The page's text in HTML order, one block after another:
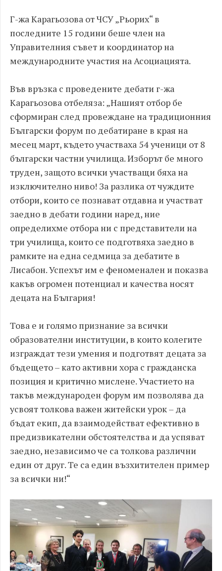
Г-жа Карагьозова от ЧСУ „Рьорих“ в
последните 15 години беше член на
Управителния съвет и координатор на
международните участия на Асоциацията.
Във връзка с проведените дебати г-жа
Карагьозова отбеляза: „Нашият отбор бе
сформиран след провеждане на традиционния
Български форум по дебатиране в края на
месец март, където участваха 54 ученици от 8
български частни училища. Изборът бе много
труден, защото всички участващи бяха на
изключително ниво! За разлика от чуждите
отбори, които се познават отдавна и участват
заедно в дебати години наред, ние
определихме отбора ни с представители на
три училища, които се подготвяха заедно в
рамките на една седмица за дебатите в
Лисабон. Успехът им е феноменален и показва
какъв огромен потенциал и качества носят
децата на България!
Това е и голямо признание за всички
образователни институции, в които колегите
изграждат тези умения и подготвят децата за
бъдещето – като активни хора с гражданска
позиция и критично мислене. Участието на
такъв международен форум им позволява да
усвоят толкова важен житейски урок – да
бъдат екип, да взаимодействат ефективно в
предизвикателни обстоятелства и да успяват
заедно, независимо че са толкова различни
един от друг. Те са един възхитителен пример
за всички ни!“